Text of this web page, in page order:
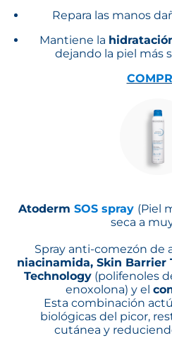
Repara las manos
Mantiene la
dejando la piel más
Atoderm SOS spray (Piel
seca a
Spray anti-comezón de
niacinamida, Skin
Technology(polifenoles
enoxolona) y el
Esta combinación
biológicas del picor,
cutánea y